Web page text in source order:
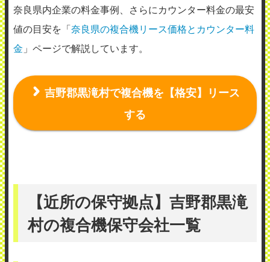
奈良県内企業の料金事例、さらにカウンター料金の最安
値の目安を「奈良県の複合機リース価格とカウンター料
金 」ページで解説しています。
吉野郡黒滝村で複合機を【格安】リース
する
【近所の保守拠点】吉野郡黒滝
村の複合機保守会社一覧